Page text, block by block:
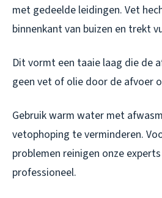
met gedeelde leidingen. Vet
binnenkant van buizen en trekt
Dit vormt een taaie laag die de
geen vet of olie door de afvoer
Gebruik warm water met
vetophoping te verminderen.
problemen reinigen onze
professioneel.